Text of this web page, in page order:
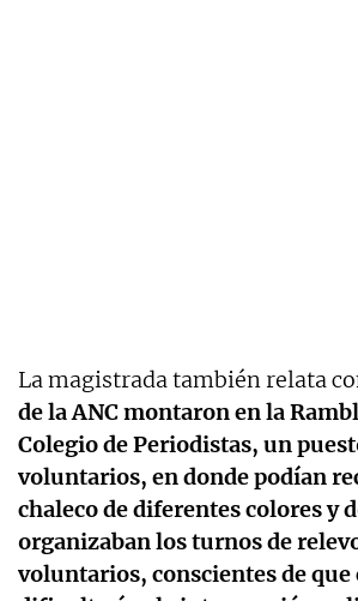
La magistrada también relata
de la ANC montaron en la
Colegio de Periodistas, un
voluntarios, en donde podían
chaleco de diferentes colores y
organizaban los turnos de
voluntarios, conscientes de que